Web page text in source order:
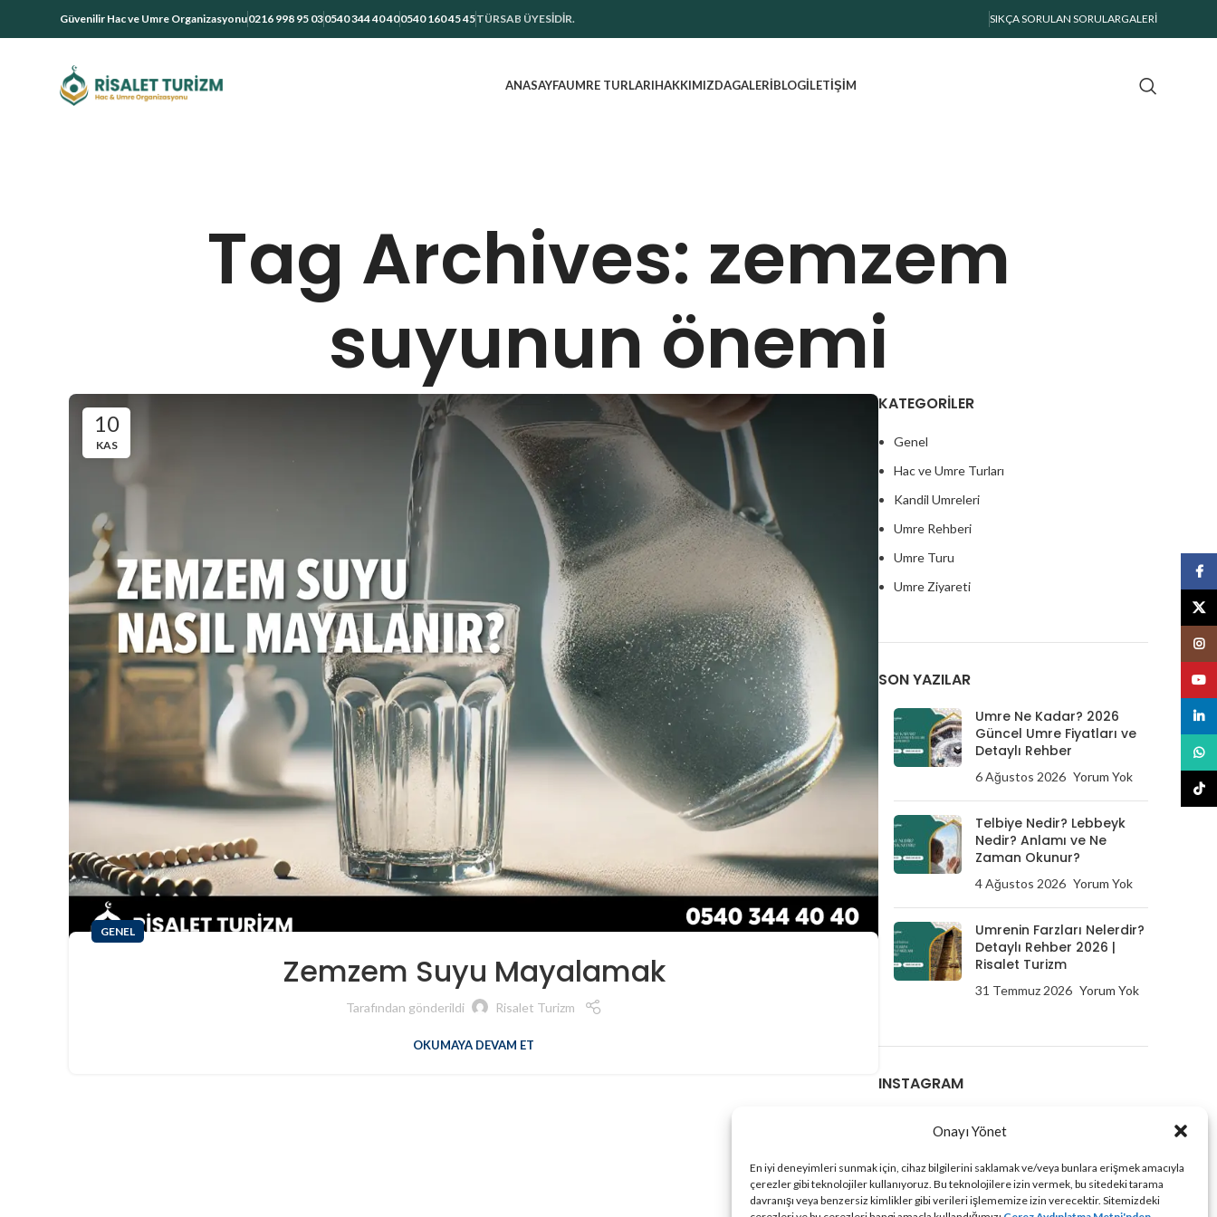
Onayı Yönet
En iyi deneyimleri sunmak için, cihaz bilgilerini saklamak ve/veya bunlara erişmek amacıyla
çerezler gibi teknolojiler kullanıyoruz. Bu teknolojilere izin vermek, bu sitedeki tarama
davranışı veya benzersiz kimlikler gibi verileri işlememize izin verecektir. Sitemizdeki
Güvenilir Hac ve Umre Organizasyonu0216 998 95 030540 344 40 400540 160 45 45TÜRSAB ÜYESİDİR. SIKÇA SORULAN SORULARGALERI
ANASAYFAUMRE TURLARIHAKKIMIZDAGALERIBLOGİLETIŞIM
Tag Archives: zemzem
suyunun önemi
10
KAS
GENEL
Zemzem Suyu Mayalamak
Tarafından gönderildi Risalet Turizm
OKUMAYA DEVAM ET
KATEGORILER
Genel
Hac ve Umre Turları
Kandil Umreleri
Umre Rehberi
Umre Turu
Umre Ziyareti
SON YAZILAR
Umre Ne Kadar? 2026
Güncel Umre Fiyatları ve
Detaylı Rehber
6 Ağustos 2026 Yorum Yok
Telbiye Nedir? Lebbeyk
Nedir? Anlamı ve Ne
Zaman Okunur?
4 Ağustos 2026 Yorum Yok
Umrenin Farzları Nelerdir?
Detaylı Rehber 2026 |
Risalet Turizm
31 Temmuz 2026 Yorum Yok
INSTAGRAM